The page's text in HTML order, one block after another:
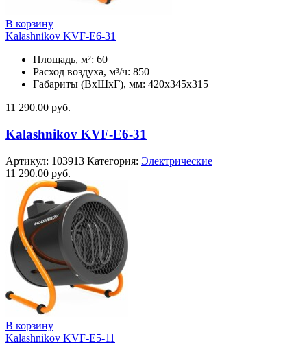
В корзину
Kalashnikov KVF-E6-31
Площадь, м²: 60
Расход воздуха, м³/ч: 850
Габариты (ВхШхГ), мм: 420x345x315
11 290.00 руб.
Kalashnikov KVF-E6-31
Артикул: 103913 Категория: Электрические
11 290.00 руб.
В корзину
Kalashnikov KVF-E5-11